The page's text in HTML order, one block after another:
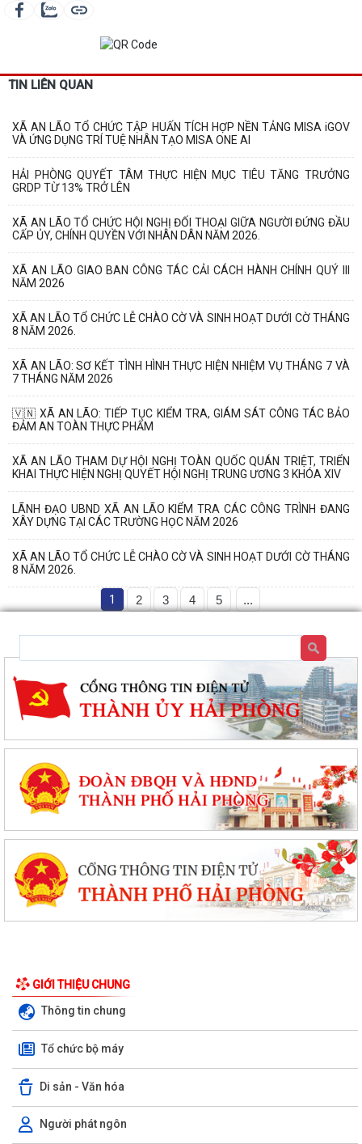
TIN LIÊN QUAN
XÃ AN LÃO TỔ CHỨC TẬP HUẤN TÍCH HỢP NỀN TẢNG MISA iGOV
VÀ ỨNG DỤNG TRÍ TUỆ NHÂN TẠO MISA ONE AI
HẢI PHÒNG QUYẾT TÂM THỰC HIỆN MỤC TIÊU TĂNG TRƯỞNG
GRDP TỪ 13% TRỞ LÊN
XÃ AN LÃO TỔ CHỨC HỘI NGHỊ ĐỐI THOẠI GIỮA NGƯỜI ĐỨNG ĐẦU
CẤP ỦY, CHÍNH QUYỀN VỚI NHÂN DÂN NĂM 2026.
XÃ AN LÃO GIAO BAN CÔNG TÁC CẢI CÁCH HÀNH CHÍNH QUÝ III
NĂM 2026
XÃ AN LÃO TỔ CHỨC LỄ CHÀO CỜ VÀ SINH HOẠT DƯỚI CỜ THÁNG
8 NĂM 2026.
XÃ AN LÃO: SƠ KẾT TÌNH HÌNH THỰC HIỆN NHIỆM VỤ THÁNG 7 VÀ
7 THÁNG NĂM 2026
🇻🇳 XÃ AN LÃO: TIẾP TỤC KIỂM TRA, GIÁM SÁT CÔNG TÁC BẢO
ĐẢM AN TOÀN THỰC PHẨM
XÃ AN LÃO THAM DỰ HỘI NGHỊ TOÀN QUỐC QUÁN TRIỆT, TRIỂN
KHAI THỰC HIỆN NGHỊ QUYẾT HỘI NGHỊ TRUNG ƯƠNG 3 KHÓA XIV
LÃNH ĐẠO UBND XÃ AN LÃO KIỂM TRA CÁC CÔNG TRÌNH ĐANG
XÂY DỰNG TẠI CÁC TRƯỜNG HỌC NĂM 2026
XÃ AN LÃO TỔ CHỨC LỄ CHÀO CỜ VÀ SINH HOẠT DƯỚI CỜ THÁNG
8 NĂM 2026.
1 2 3 4 5 ...
GIỚI THIỆU CHUNG
Thông tin chung
Tổ chức bộ máy
Di sản - Văn hóa
Người phát ngôn
XÃ AN LÃO TỔ CHỨC TẬP HUẤN TÍCH HỢP NỀN TẢNG MISA iGOV VÀ